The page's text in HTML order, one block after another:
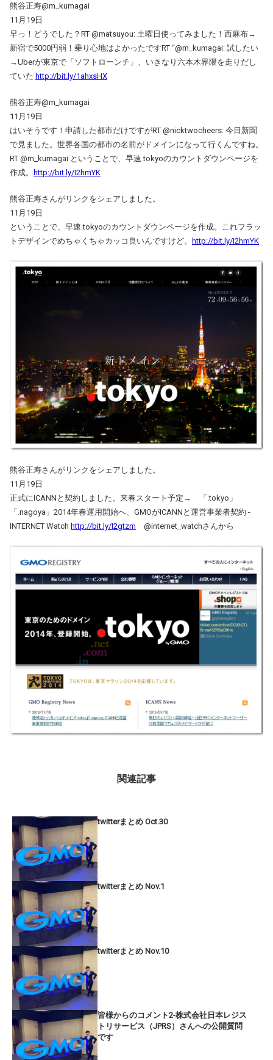
熊谷正寿@m_kumagai
11月19日
早っ！どうでした？RT @matsuyou: 土曜日使ってみました！西麻布→
新宿で5000円弱！乗り心地はよかったですRT “@m_kumagai: 試したい
→Uberが東京で「ソフトローンチ」、いきなり六本木界隈を走りだし
ていた http://bit.ly/1ahxsHX
熊谷正寿@m_kumagai
11月19日
はいそうです！申請した都市だけですがRT @nicktwocheers: 今日新聞
で見ました。世界各国の都市の名前がドメインになって行くんですね。
RT @m_kumagai ということで、早速.tokyoのカウントダウンページを
作成。
http://bit.ly/I2hmYK
熊谷正寿さんがリンクをシェアしました。
11月19日
ということで、早速.tokyoのカウントダウンページを作成。これフラッ
トデザインでめちゃくちゃカッコ良いんですけど。
http://bit.ly/I2hmYK
熊谷正寿さんがリンクをシェアしました。
11月19日
正式にICANNと契約しました。来春スタート予定→ 「.tokyo」
「.nagoya」2014年春運用開始へ、GMOがICANNと運営事業者契約 -
INTERNET Watch http://bit.ly/I2gtzm @internet_watchさんから
関連記事
twitterまとめ Oct.30
twitterまとめ Nov.1
twitterまとめ Nov.10
皆様からのコメント2-株式会社日本レジス
トリサービス（JPRS）さんへの公開質問
です